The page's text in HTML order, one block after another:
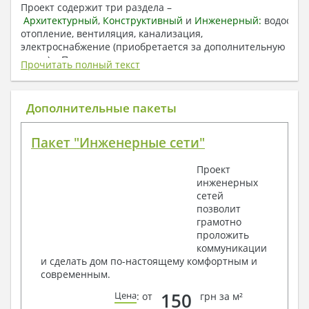
Проект содержит три раздела –
Архитектурный, Конструктивный и Инженерный:
отопление, вентиляция, канализация,
электроснабжение (приобретается за дополнительную
плату) + Пояснительная записка.
1. Архитектурный раздел:
Общие данные по проекту
Поэтажные маркировочные планы с
Разрезы и состав конструкций
Фасады с ведомостью внешних отделок
Элементы проемов – спецификация
Ведомость перемычек – сечения и
Объемы основных строительных материалов
Архитектурные узлы в конструкциях
2. Конструктивный раздел:
Прочитать полный текст
Дополнительные пакеты
Пакет "Инженерные сети"
Проект
инженерных
сетей
позволит
грамотно
проложить
коммуникации
и сделать дом по-настоящему комфортным и
современным.
Цена: от 150 грн за м²